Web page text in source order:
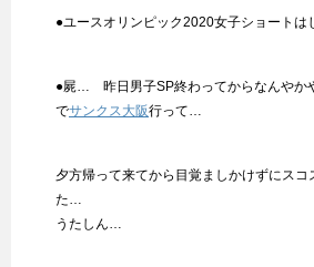
●ユースオリンピック2020女子ショート
●屍… 昨日男子SP終わってからなんやか
でサンクス大阪行って…
夕方帰って来てから目覚ましかけずにスコ
た…
うたしん…